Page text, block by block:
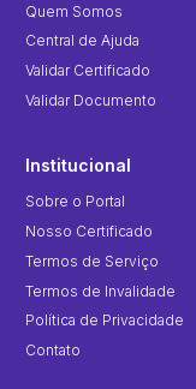
Quem Somos
Central de Ajuda
Validar Certificado
Validar Documento
Institucional
Sobre o Portal
Nosso Certificado
Termos de Serviço
Termos de Invalidade
Política de Privacidade
Contato